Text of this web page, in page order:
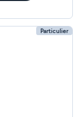
Particulier